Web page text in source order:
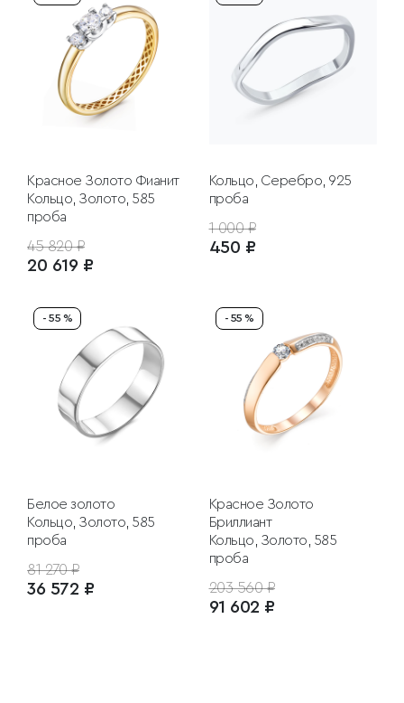
Красное Золото Фианит
Кольцо, Золото, 585
проба
45 820 ₽
20 619 ₽
Кольцо, Серебро, 925
проба
1 000 ₽
450 ₽
- 55 %
Белое золото
Кольцо, Золото, 585
проба
81 270 ₽
36 572 ₽
- 55 %
Красное Золото
Бриллиант
Кольцо, Золото, 585
проба
203 560 ₽
91 602 ₽